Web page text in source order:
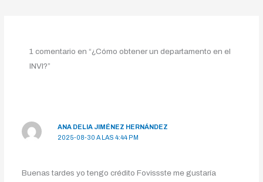
1 comentario en “¿Cómo obtener un departamento en el
INVI?”
ANA DELIA JIMÉNEZ HERNÁNDEZ
2025-08-30 A LAS 4:44 PM
Buenas tardes yo tengo crédito Fovissste me gustaría